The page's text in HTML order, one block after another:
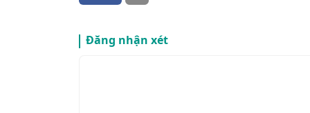
Đăng nhận xét